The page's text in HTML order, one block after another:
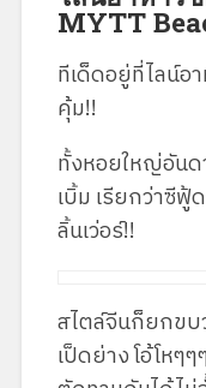
MYTT
ทีเด็ดอยู่ที่ไลน์อ
คุ้ม!!
ทั้งหอยใหญ่อัน
เบิ้ม เรียกว่าซี
ลิ้นเว่อร์!!
สไตล์จีนก็ยกข
เป็ดย่าง โอ้โหๆ